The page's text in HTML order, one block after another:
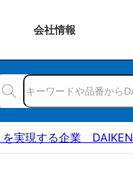
会社情報
を実現する企業 DAIKEN